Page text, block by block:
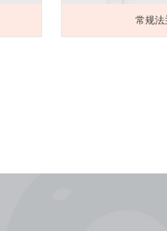
常规法